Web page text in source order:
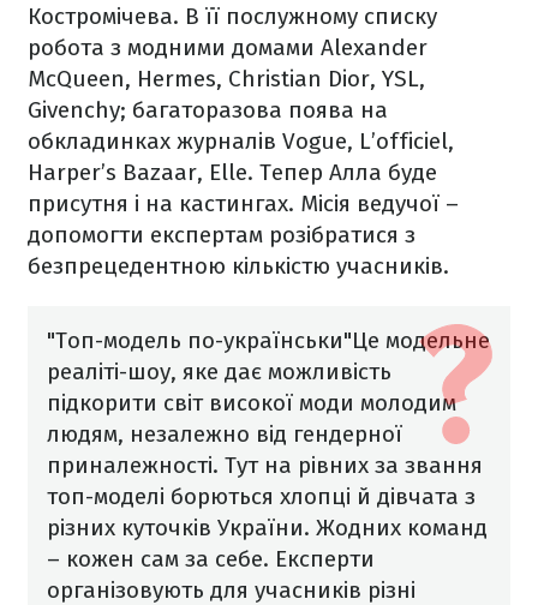
Костромічева. В її послужному списку
робота з модними домами Alexander
McQueen, Hermes, Christian Dior, YSL,
Givenchy; багаторазова поява на
обкладинках журналів Vogue, L’officiel,
Harper’s Bazaar, Elle. Тепер Алла буде
присутня і на кастингах. Місія ведучої –
допомогти експертам розібратися з
безпрецедентною кількістю учасників.
"Топ-модель по-українськи"Це модельне
реаліті-шоу, яке дає можливість
підкорити світ високої моди молодим
людям, незалежно від гендерної
приналежності. Тут на рівних за звання
топ-моделі борються хлопці й дівчата з
різних куточків України. Жодних команд
– кожен сам за себе. Експерти
організовують для учасників різні